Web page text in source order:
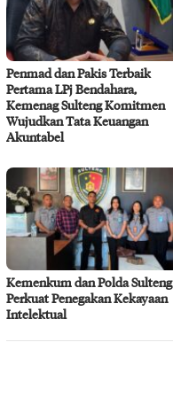
Penmad dan Pakis Terbaik
Pertama LPj Bendahara,
Kemenag Sulteng Komitmen
Wujudkan Tata Keuangan
Akuntabel
Kemenkum dan Polda Sulteng
Perkuat Penegakan Kekayaan
Intelektual